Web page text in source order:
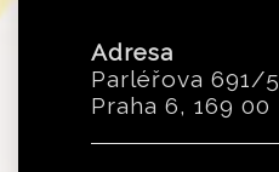
Adresa
Parléřova 691/5
Praha 6, 169 00